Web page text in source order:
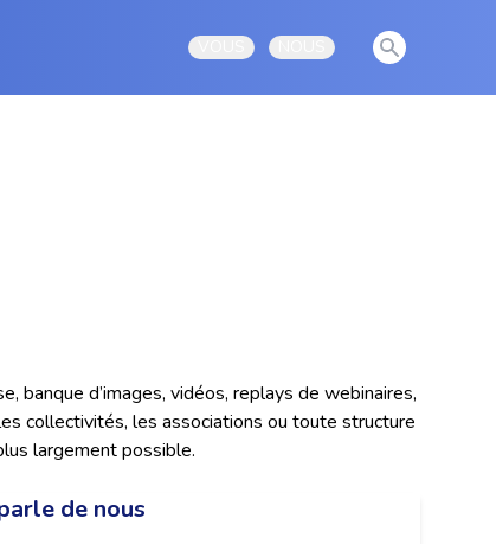
Open user menuOpen user menu
View
banque d’images, vidéos, replays de webinaires,
collectivités, les associations ou toute structure
largement possible.
de nous